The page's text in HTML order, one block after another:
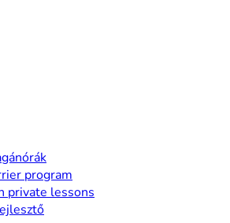
program
private lessons